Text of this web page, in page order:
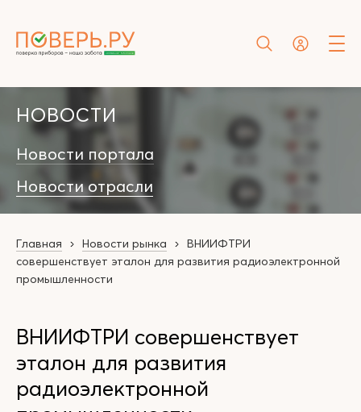
НОВОСТИ
Новости портала
Новости отрасли
Главная Новости рынка
ВНИИФТРИ
совершенствует эталон для развития радиоэлектронной
промышленности
ВНИИФТРИ совершенствует
эталон для развития
радиоэлектронной